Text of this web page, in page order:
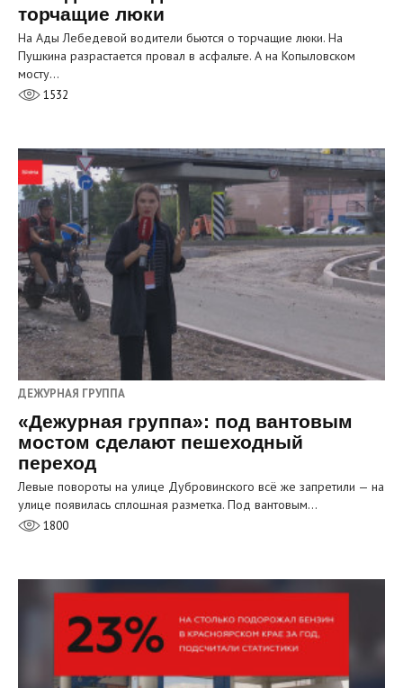
торчащие люки
На Ады Лебедевой водители бьются о торчащие люки. На
Пушкина разрастается провал в асфальте. А на Копыловском
мосту…
1532
ДЕЖУРНАЯ ГРУППА
«Дежурная группа»: под вантовым
мостом сделают пешеходный
переход
Левые повороты на улице Дубровинского всё же запретили — на
улице появилась сплошная разметка. Под вантовым…
1800